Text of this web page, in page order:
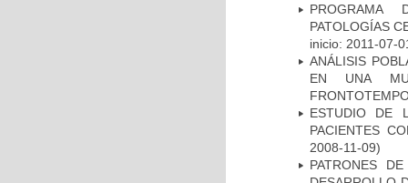
PROGRAMA
PATOLOGÍAS
inicio: 2011-07-
ANÁLISIS
EN UNA
ESTUDIO DE
PACIENTES
2008-11-09)
PATRONES